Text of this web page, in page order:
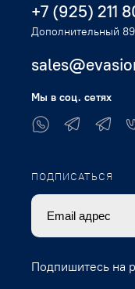
+7 (925) 211
Дополнительный
Мы в соц. сетях
ПОДПИСАТЬСЯ
Подпишитесь на